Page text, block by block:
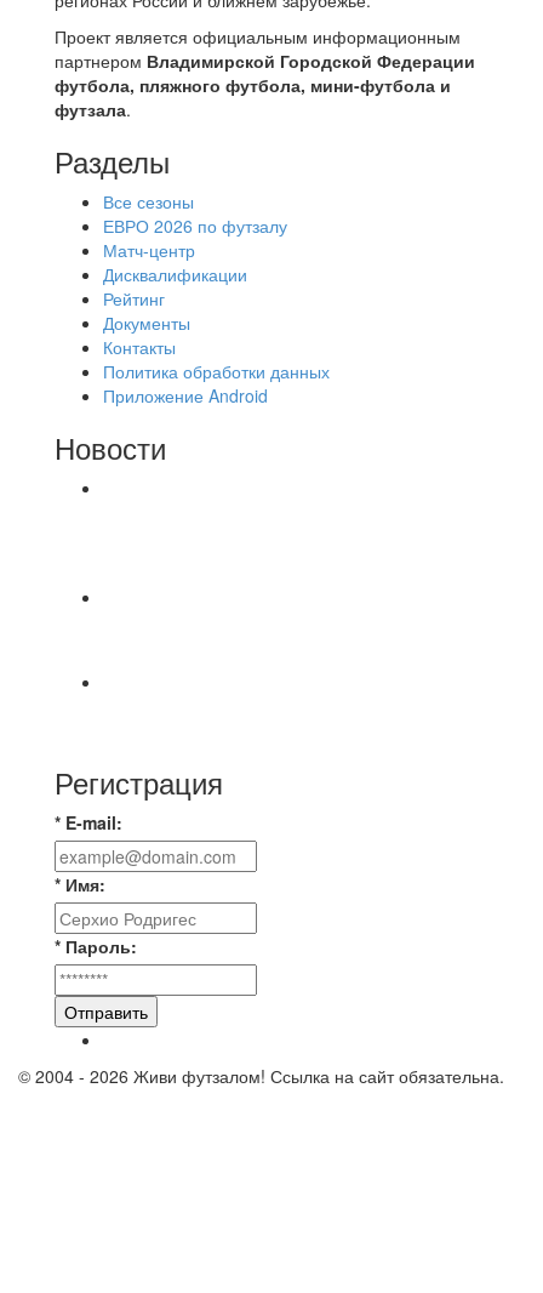
Проект является официальным информационным
партнером Владимирской Городской Федерации
футбола, пляжного футбола, мини-футбола и
футзала.
Разделы
Все сезоны
ЕВРО 2026 по футзалу
Матч-центр
Дисквалификации
Рейтинг
Документы
Контакты
Политика обработки данных
Приложение Android
Новости
Регистрация
* E-mail:
* Имя:
* Пароль:
Отправить
© 2004 - 2026 Живи футзалом! Ссылка на сайт обязательна.